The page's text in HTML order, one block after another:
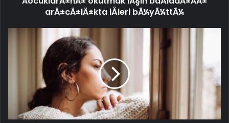
arÄ±cÄ±lÄ±kta iÅleri bÃ¼yÃ¼ttÃ¼